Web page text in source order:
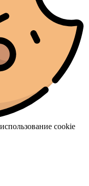
cookie